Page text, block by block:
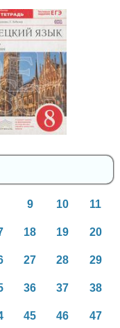
язык
8 класс
9 10 11
18 19 20
27 28 29
36 37 38
45 46 47